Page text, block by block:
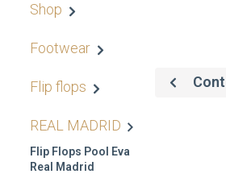
Shop
Footwear
Flip flops
REAL MADRID
Flip Flops Pool Eva
Real Madrid